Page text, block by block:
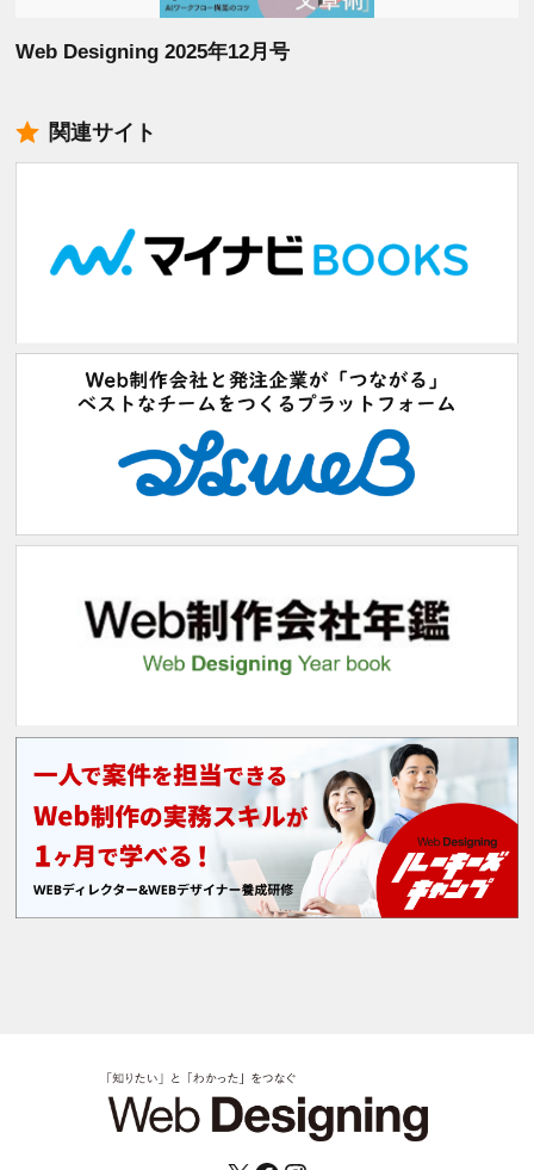
Web Designing 2025年12月号
関連サイト